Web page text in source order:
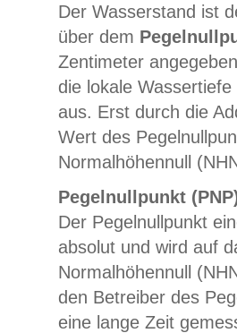
Der Wasserstand ist
über dem
Zentimeter
die lokale
aus. Erst durch die
Wert des
Normalhöhennull
Pegelnullpunkt
Der Pegelnullpunkt
absolut und wird auf
Normalhöhennull
den Betreiber des
eine lange Zeit